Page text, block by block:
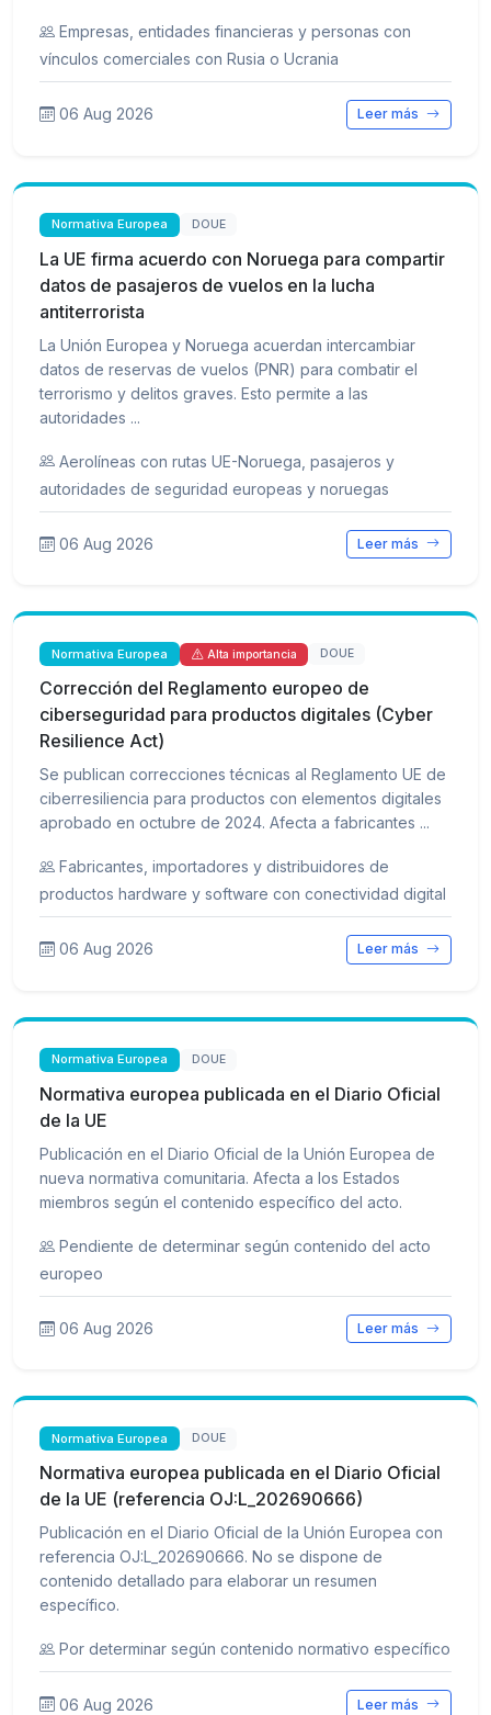
Empresas, entidades financieras y personas con
vínculos comerciales con Rusia o Ucrania
06 Aug 2026 Leer más
Normativa Europea DOUE
La UE firma acuerdo con Noruega para compartir
datos de pasajeros de vuelos en la lucha
antiterrorista
La Unión Europea y Noruega acuerdan intercambiar
datos de reservas de vuelos (PNR) para combatir el
terrorismo y delitos graves. Esto permite a las
autoridades ...
Aerolíneas con rutas UE-Noruega, pasajeros y
autoridades de seguridad europeas y noruegas
06 Aug 2026 Leer más
Normativa Europea Alta importancia DOUE
Corrección del Reglamento europeo de
ciberseguridad para productos digitales (Cyber
Resilience Act)
Se publican correcciones técnicas al Reglamento UE de
ciberresiliencia para productos con elementos digitales
aprobado en octubre de 2024. Afecta a fabricantes ...
Fabricantes, importadores y distribuidores de
productos hardware y software con conectividad digital
06 Aug 2026 Leer más
Normativa Europea DOUE
Normativa europea publicada en el Diario Oficial
de la UE
Publicación en el Diario Oficial de la Unión Europea de
nueva normativa comunitaria. Afecta a los Estados
miembros según el contenido específico del acto.
Pendiente de determinar según contenido del acto
europeo
06 Aug 2026 Leer más
Normativa Europea DOUE
Normativa europea publicada en el Diario Oficial
de la UE (referencia OJ:L_202690666)
Publicación en el Diario Oficial de la Unión Europea con
referencia OJ:L_202690666. No se dispone de
contenido detallado para elaborar un resumen
específico.
Por determinar según contenido normativo específico
06 Aug 2026 Leer más